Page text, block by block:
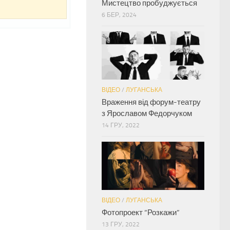
Мистецтво пробуджується
6 БЕР, 2024
ВІДЕО / ЛУГАНСЬКА
Враження від форум-театру
з Ярославом Федорчуком
14 ГРУ, 2022
ВІДЕО / ЛУГАНСЬКА
Фотопроект “Розкажи”
13 ГРУ, 2022